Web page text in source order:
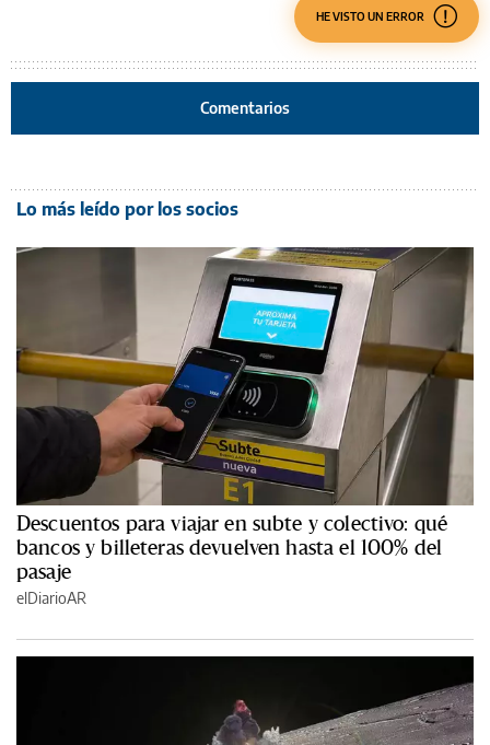
HE VISTO UN ERROR
Comentarios
Lo más leído por los socios
Descuentos para viajar en subte y colectivo: qué
bancos y billeteras devuelven hasta el 100% del
pasaje
elDiarioAR